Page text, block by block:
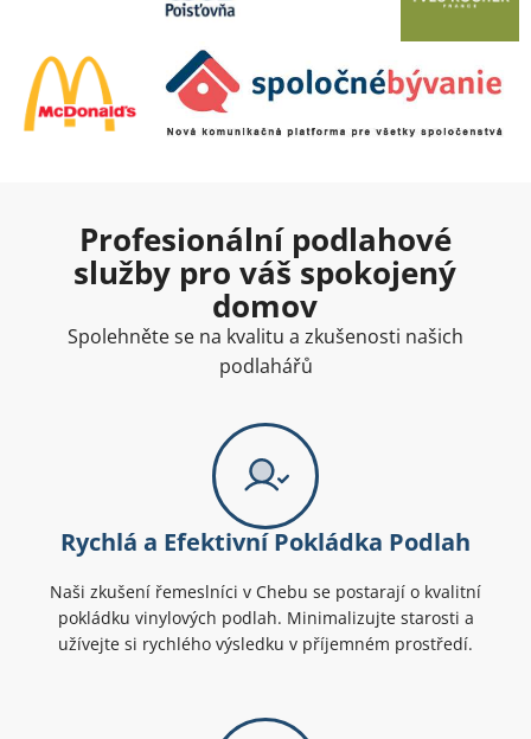
Profesionální podlahové
služby pro váš spokojený
domov
Spolehněte se na kvalitu a zkušenosti našich
podlahářů
Rychlá a Efektivní Pokládka Podlah
Naši zkušení řemeslníci v Chebu se postarají o kvalitní
pokládku vinylových podlah. Minimalizujte starosti a
užívejte si rychlého výsledku v příjemném prostředí.